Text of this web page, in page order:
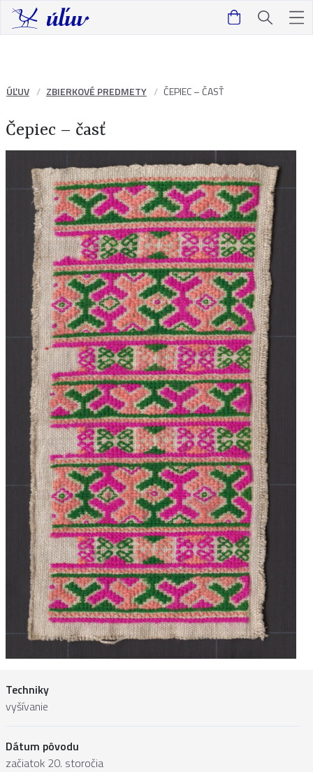
ÚĽUV ZBIERKOVÉ PREDMETY ČEPIEC – ČASŤ
Čepiec – časť
Techniky
vyšívanie
Dátum pôvodu
začiatok 20. storočia